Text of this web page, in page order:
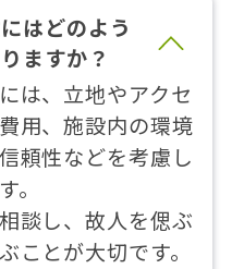
はどのよう
ますか？
は、立地やアクセ
用、施設内の環境
頼性などを考慮し
。
談し、故人を偲ぶ
ことが大切です。